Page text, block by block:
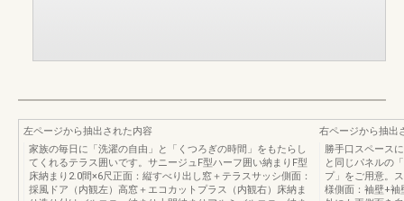
左ページから抽出された内容
家族の毎日に「洗濯の自由」と「くつろぎの時間」をもたらし
てくれるテラス囲いです。サニージュF型ハーフ囲い納まりF型
床納まり2.0間×6尺正面：縦すべり出し窓＋テラスサッシ側面：
採風ドア（内観左）高窓＋エコカットプラス（内観右）床納ま
右ページから抽出
勝手口スペース
と同じパネルの
プ」をご用意。
様側面：袖壁+袖